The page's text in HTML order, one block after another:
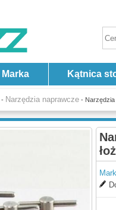
Marka Kątnica
- Narzędzia naprawcze - Narzędzia